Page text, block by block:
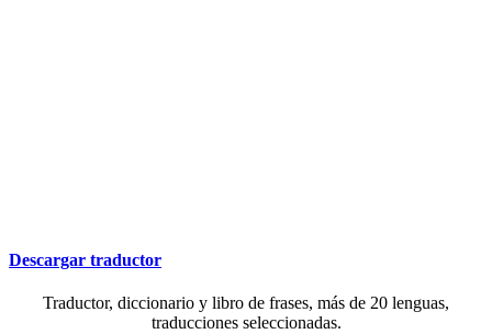
Descargar traductor
Traductor, diccionario y libro de frases, más de 20 lenguas,
traducciones seleccionadas.